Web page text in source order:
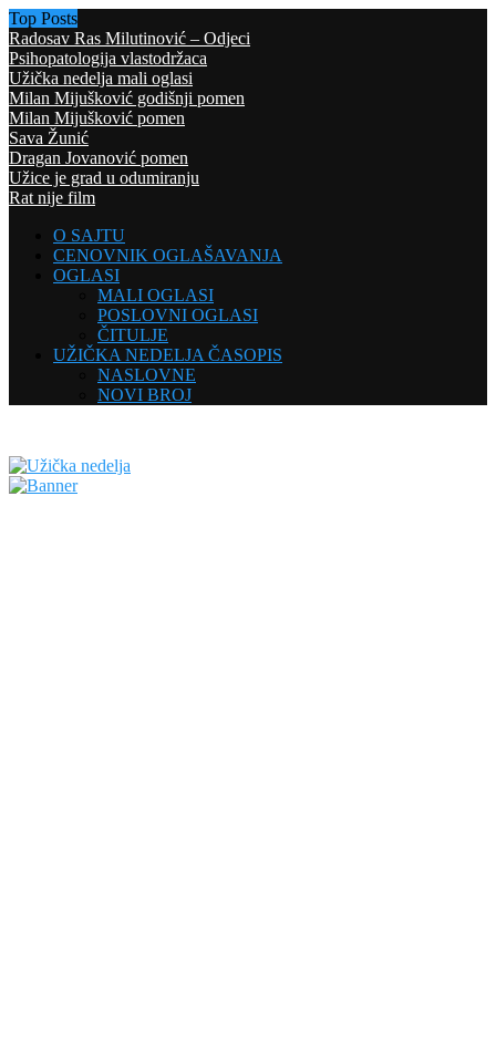
Top Posts
Radosav Ras Milutinović – Odjeci
Psihopatologija vlastodržaca
Užička nedelja mali oglasi
Milan Mijušković godišnji pomen
Milan Mijušković pomen
Sava Žunić
Dragan Jovanović pomen
Užice je grad u odumiranju
Rat nije film
O SAJTU
CENOVNIK OGLAŠAVANJA
OGLASI
MALI OGLASI
POSLOVNI OGLASI
ČITULJE
UŽIČKA NEDELJA ČASOPIS
NASLOVNE
NOVI BROJ